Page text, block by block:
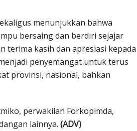
menunjukkan bahwa
bersaing dan berdiri sejajar
terima kasih dan apresiasi kepada
penyemangat untuk terus
provinsi, nasional, bahkan
perwakilan Forkopimda,
lainnya. (ADV)